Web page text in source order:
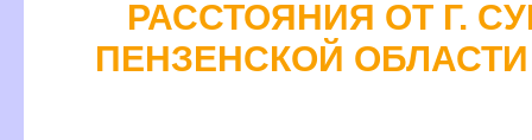
РАССТОЯНИЯ ОТ Г.
ПЕНЗЕНСКОЙ